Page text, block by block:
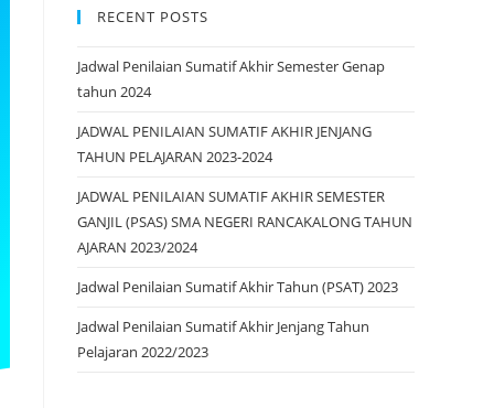
RECENT POSTS
Jadwal Penilaian Sumatif Akhir Semester Genap
tahun 2024
JADWAL PENILAIAN SUMATIF AKHIR JENJANG
TAHUN PELAJARAN 2023-2024
JADWAL PENILAIAN SUMATIF AKHIR SEMESTER
GANJIL (PSAS) SMA NEGERI RANCAKALONG TAHUN
AJARAN 2023/2024
Jadwal Penilaian Sumatif Akhir Tahun (PSAT) 2023
Jadwal Penilaian Sumatif Akhir Jenjang Tahun
Pelajaran 2022/2023